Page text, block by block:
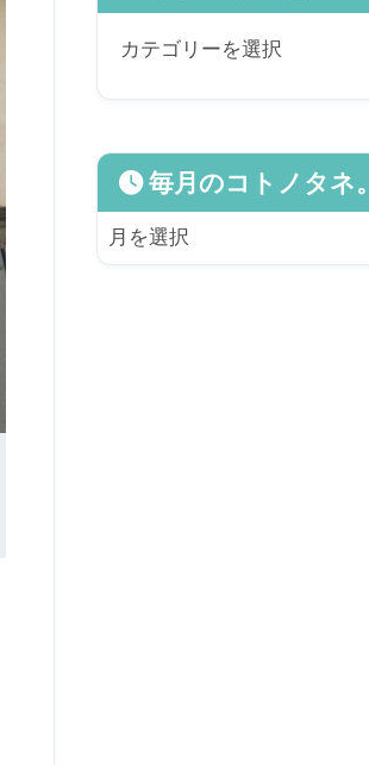
毎月のコトノタネ。